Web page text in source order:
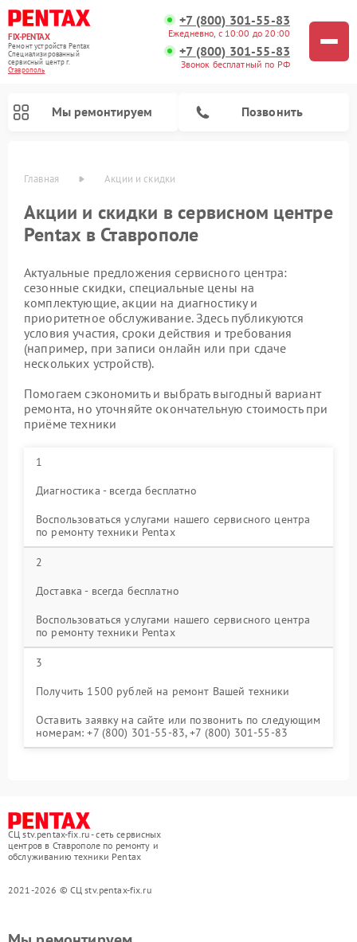
FIX-PENTAX
Ремонт устройств Pentax
Специализированный
cервисный центр г.
Ставрополь
+7 (800) 301-55-83
Ежедневно, с 10:00 до 20:00
+7 (800) 301-55-83
Звонок бесплатный по РФ
Мы ремонтируем Позвонить
Главная Акции и скидки
Акции и скидки в сервисном центре
Pentax в Ставрополе
Актуальные предложения сервисного центра:
сезонные скидки, специальные цены на
комплектующие, акции на диагностику и
приоритетное обслуживание. Здесь публикуются
условия участия, сроки действия и требования
(например, при записи онлайн или при сдаче
нескольких устройств).
Помогаем сэкономить и выбрать выгодный вариант
ремонта, но уточняйте окончательную стоимость при
приёме техники
1
Диагностика - всегда бесплатно
Воспользоваться услугами нашего сервисного центра
по ремонту техники Pentax
2
Доставка - всегда бесплатно
Воспользоваться услугами нашего сервисного центра
по ремонту техники Pentax
3
Получить 1500 рублей на ремонт Вашей техники
Оставить заявку на сайте или позвонить по следующим
номерам: +7 (800) 301-55-83, +7 (800) 301-55-83
СЦ stv.pentax-fix.ru - сеть сервисных
центров в Ставрополе по ремонту и
обслуживанию техники Pentax
2021-2026 © СЦ stv.pentax-fix.ru